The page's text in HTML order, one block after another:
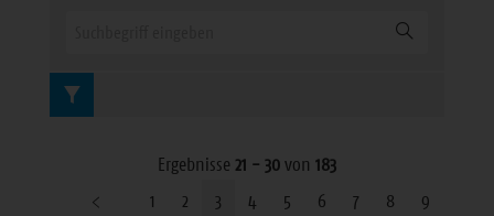
Ergebnisse 21 - 30von 183
1
2 3 4 5 6 7 8
9